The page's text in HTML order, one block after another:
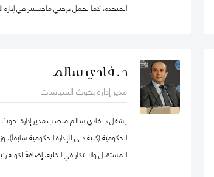
المتحدة، كما يحمل درجتي ماجستير في
والحسابات، الإدارة الإستراتيجية، وتطوير
والقطاع شبه الحكومي، والقطاع الخاص. كما
د. فادي سالم
مدير إدارة بحوث السياسات
يشغل د. فادي سالم منصب مدير إدارة بحوث
الحكومية (كلية دبي للإدارة الحكومية
المستقبل والابتكار في الكلية، إضافةً